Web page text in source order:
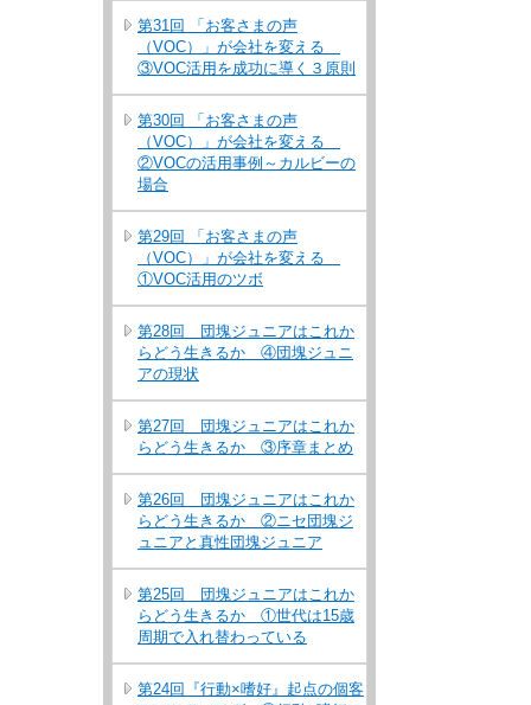
第31回 「お客さまの声
（VOC）」が会社を変える
③VOC活用を成功に導く３原則
第30回 「お客さまの声
（VOC）」が会社を変える
②VOCの活用事例～カルビーの
場合
第29回 「お客さまの声
（VOC）」が会社を変える
①VOC活用のツボ
第28回 団塊ジュニアはこれか
らどう生きるか ④団塊ジュニ
アの現状
第27回 団塊ジュニアはこれか
らどう生きるか ③序章まとめ
第26回 団塊ジュニアはこれか
らどう生きるか ②ニセ団塊ジ
ュニアと真性団塊ジュニア
第25回 団塊ジュニアはこれか
らどう生きるか ①世代は15歳
周期で入れ替わっている
第24回『行動×嗜好』起点の個客